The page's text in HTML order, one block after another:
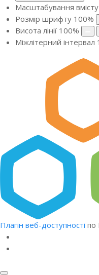
Масштабування вмісту
Розмір шрифту 100%
Висота лінії 100%
Міжлітерний інтервал
Плагін веб-доступності по